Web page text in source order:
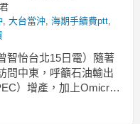
,大台當沖,海期手續費ptt,
智怡台北15日電）隨著
問中東，呼籲石油輸出
）增產，加上Omicron
入侵中國，國際油價